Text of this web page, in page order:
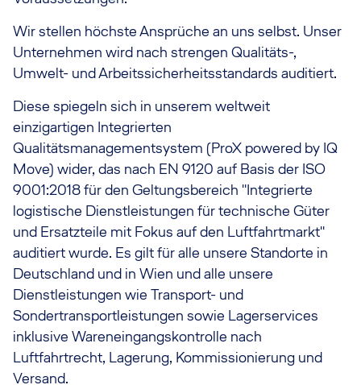
Wir stellen höchste Ansprüche an uns selbst. Unser
Unternehmen wird nach strengen Qualitäts-,
Umwelt- und Arbeitssicherheitsstandards auditiert.
Diese spiegeln sich in unserem weltweit
einzigartigen Integrierten
Qualitätsmanagementsystem (ProX powered by IQ
Move) wider, das nach EN 9120 auf Basis der ISO
9001:2018 für den Geltungsbereich "Integrierte
logistische Dienstleistungen für technische Güter
und Ersatzteile mit Fokus auf den Luftfahrtmarkt"
auditiert wurde. Es gilt für alle unsere Standorte in
Deutschland und in Wien und alle unsere
Dienstleistungen wie Transport- und
Sondertransportleistungen sowie Lagerservices
inklusive Wareneingangskontrolle nach
Luftfahrtrecht, Lagerung, Kommissionierung und
Versand.